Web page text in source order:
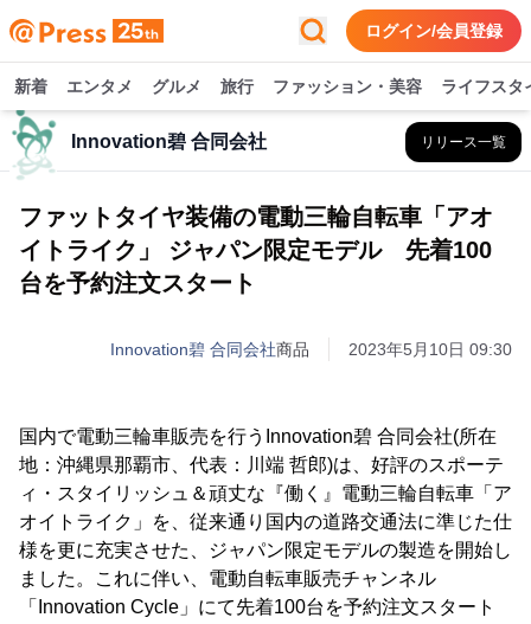
ログイン/会員登録
新着 エンタメ グルメ 旅行 ファッション・美容 ライフスタ
Innovation碧 合同会社 リリース一覧
ファットタイヤ装備の電動三輪自転車「アオ
イトライク」 ジャパン限定モデル 先着100
台を予約注文スタート
Innovation碧 合同会社商品 2023年5月10日 09:30
国内で電動三輪車販売を行うInnovation碧 合同会社(所在
地：沖縄県那覇市、代表：川端 哲郎)は、好評のスポーテ
ィ・スタイリッシュ＆頑丈な『働く』電動三輪自転車「ア
オイトライク」を、従来通り国内の道路交通法に準じた仕
様を更に充実させた、ジャパン限定モデルの製造を開始し
ました。これに伴い、電動自転車販売チャンネル
「Innovation Cycle」にて先着100台を予約注文スタート